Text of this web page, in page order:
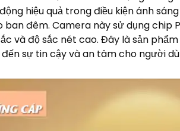
hiệu quả trong điều kiện ánh
ban đêm. Camera này sử dụng chip
và độ sắc nét cao. Đây là sản
sự tin cậy và an tâm cho người